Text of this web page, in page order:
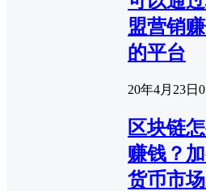
盟营销
的平台
20年4月23日 0
区块链
赚钱？
货币市